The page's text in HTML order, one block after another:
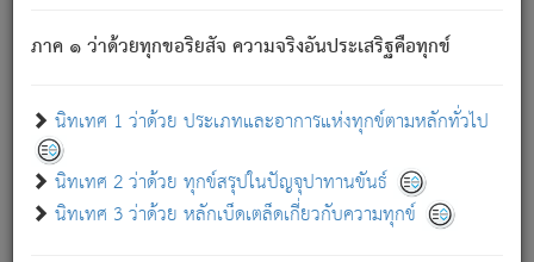
ภาค ๑ ว่าด้วยทุกขอริยสัจ ความจริงอันประเสริฐคือทุกข์
นิทเทศ 1 ว่าด้วย ประเภทและอาการแห่งทุกข์ตามหลักทั่วไป
นิทเทศ 2 ว่าด้วย ทุกข์สรุปในปัญจุปาทานขันธ์
นิทเทศ 3 ว่าด้วย หลักเบ็ดเตล็ดเกี่ยวกับความทุกข์
ภพ ว่ามีได้เพราะวิภพ[2]: เรากล่าวว่า สมณะหรือพราหมณ์ทั้ง
ปวงนั้น ก็ยังสลัดภพออกไปไม่ได้.
ก็ทุกข์นี้มีขึ้น เพราะอาศัยซึ่งอุปธิทั้งปวง.
เพราะความสิ้นไปแห่งอุปาทานทั้งปวง ความเกิดขึ้นแห่ง
ทุกข์จึงไม่มี.
ท่านจงดูโลกนี้เถิด (จะเห็นว่า) สัตว์ทั้งหลายอันอวิชาหนา
แน่นบังหนาแล้ว; และว่า สัตว์ผู้ยินดีในภพอันเป็นแล้วนั้น ย่อม